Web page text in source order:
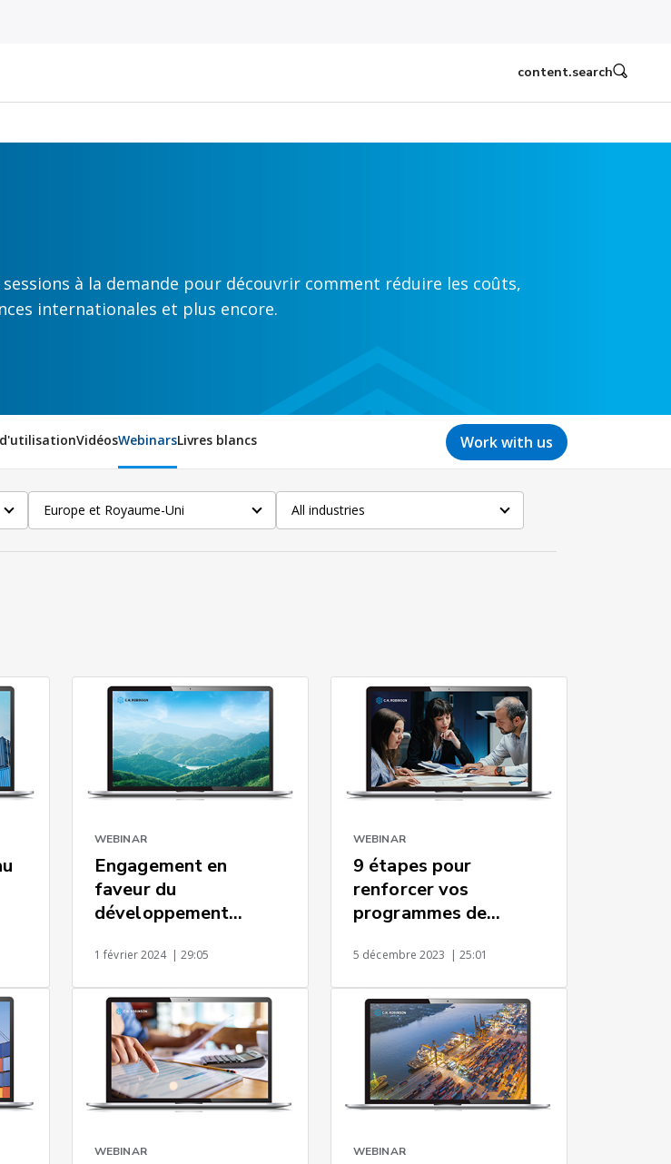
content.search
à la demande pour découvrir comment réduire les coûts,
internationales et plus encore.
d'utilisationVidéosWebinarsLivres blancs Work with us
Europe et Royaume-Uni All industries
WEBINAR
Engagement en
faveur du
développement
technologies pour
minimiser les
émissions de votre
fret mondial
1 février 2024 | 29:05
WEBINAR
9 étapes pour
renforcer vos
programmes de
douanes
5 décembre 2023 | 25:01
WEBINAR WEBINAR